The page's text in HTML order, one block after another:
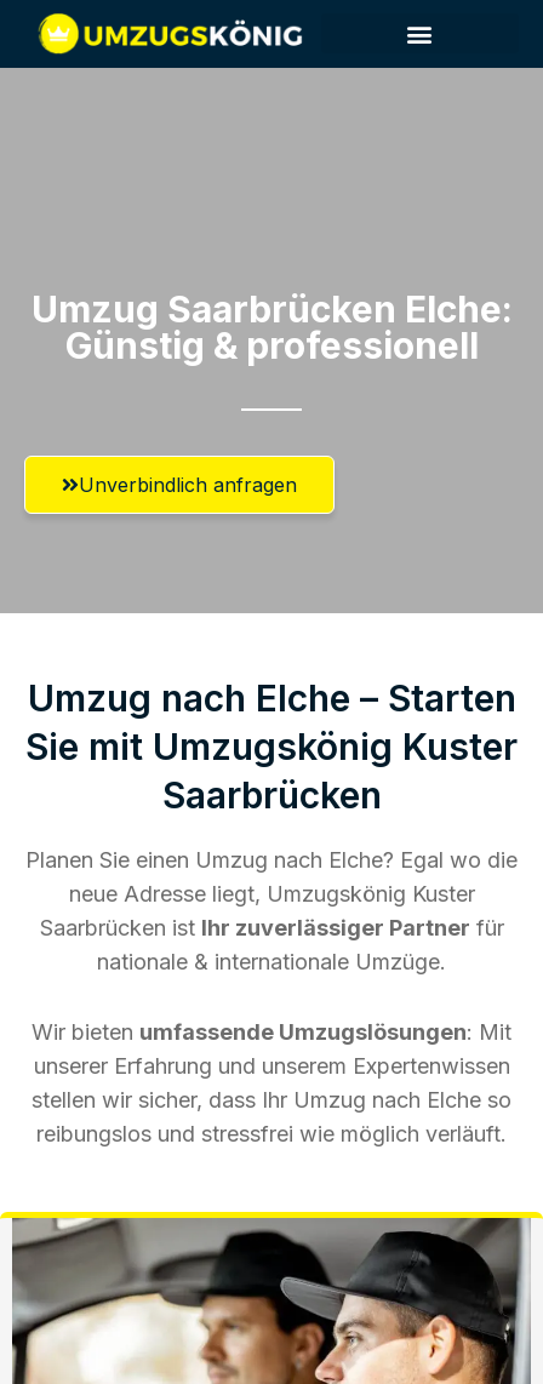
Umzug Saarbrücken​ Elche:
Günstig & professionell​
Unverbindlich anfragen
Umzug nach Elche – Starten
Sie mit Umzugskönig Kuster
Saarbrücken
Planen Sie einen Umzug nach Elche? Egal wo die
neue Adresse liegt, Umzugskönig Kuster
Saarbrücken ist Ihr zuverlässiger Partner für
nationale & internationale Umzüge.
Wir bieten umfassende Umzugslösungen: Mit
unserer Erfahrung und unserem Expertenwissen
stellen wir sicher, dass Ihr Umzug nach Elche so
reibungslos und stressfrei wie möglich verläuft.